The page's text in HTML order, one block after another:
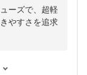
ーズで、超軽
やすさを追求